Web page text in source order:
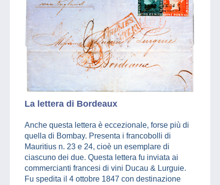
La lettera di Bordeaux
Anche questa lettera è eccezionale, forse più di
quella di Bombay. Presenta i francobolli di
Mauritius n. 23 e 24, cioè un esemplare di
ciascuno dei due. Questa lettera fu inviata ai
commercianti francesi di vini Ducau & Lurguie.
Fu spedita il 4 ottobre 1847 con destinazione